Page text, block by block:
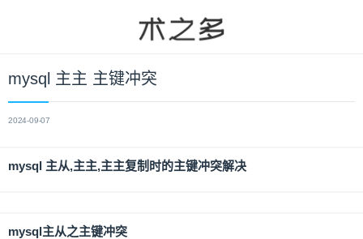
mysql 主主 主键冲突
2024-09-07
mysql 主从,主主,主主复制时的主键冲突解决
mysql主从之主键冲突